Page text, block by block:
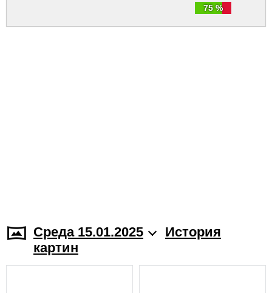
75 %
Среда 15.01.2025
История
картин